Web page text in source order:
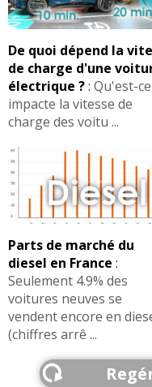
De quoi dépend la
de charge d'une
électrique ?: Qu'est-
impacte la vitesse de
charge des voitu ...
Parts de marché du
diesel en France :
Seulement 4.9% des
voitures neuves se
vendent encore en
(chiffres arrê ...